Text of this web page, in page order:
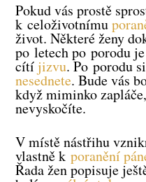
Pokud vás prostě
k celoživotnímu
život. Některé ženy
po letech po porodu
cítí jizvu. Po porodu
nesednete. Bude vás
když miminko
nevyskočíte.
V místě nástřihu
vlastně kporanění
Řada žen popisuje